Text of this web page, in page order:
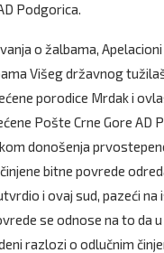
Podgorica.
o žalbama,
Višeg državnog
porodice Mrdak i
Pošte Crne Gore AD
donošenja
bitne povrede
i ovaj sud, pazeći
se odnose na to da
razlozi o odlučnim